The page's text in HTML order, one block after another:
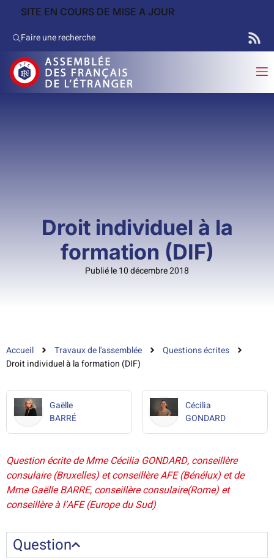
SITE EN COURS DE MISE A JOUR
Faire une recherche
Droit individuel à la
formation (DIF)
Publié le 10 décembre 2018
Accueil Travaux de l'assemblée
Questions écrites
Droit individuel à la formation (DIF)
Gaëlle
BARRÉ
Cécilia
GONDARD
Question écrite de Mme Cécilia GONDARD, conseillère
consulaire (Bruxelles) et conseillère AFE (Bénélux) et de
Mme Gaëlle BARRE, conseillère consulaire(Rome) et
conseillère à l’AFE (Europe du Sud)
Question